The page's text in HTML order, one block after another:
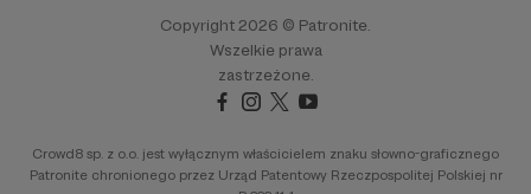
Copyright 2026 © Patronite.
Wszelkie prawa
zastrzeżone.
Crowd8 sp. z o.o. jest wyłącznym właścicielem znaku słowno-graficznego
Patronite chronionego przez Urząd Patentowy Rzeczpospolitej Polskiej nr